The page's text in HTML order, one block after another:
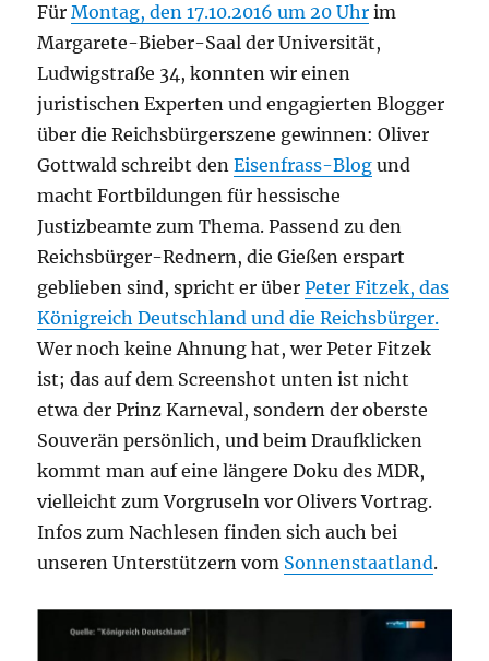
FürMontag, den 17.10.2016 um 20 Uhr im
Margarete-Bieber-Saal der Universität,
Ludwigstraße 34, konnten wir einen
juristischen Experten und engagierten Blogger
über die Reichsbürgerszene gewinnen: Oliver
Gottwald schreibt denEisenfrass-Blog und
macht Fortbildungen für hessische
Justizbeamte zum Thema. Passend zu den
Reichsbürger-Rednern, die Gießen erspart
geblieben sind, spricht er überPeter Fitzek, das
Königreich Deutschland und die Reichsbürger.
Wer noch keine Ahnung hat, wer Peter Fitzek
ist; das auf dem Screenshot unten ist nicht
etwa der Prinz Karneval, sondern der oberste
Souverän persönlich, und beim Draufklicken
kommt man auf eine längere Doku des MDR,
vielleicht zum Vorgruseln vor Olivers Vortrag.
Infos zum Nachlesen finden sich auch bei
unseren Unterstützern vom Sonnenstaatland.